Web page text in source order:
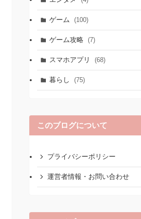
ゲーム (100)
ゲーム攻略 (7)
スマホアプリ (68)
暮らし (75)
このブログについて
プライバシーポリシー
運営者情報・お問い合わせ